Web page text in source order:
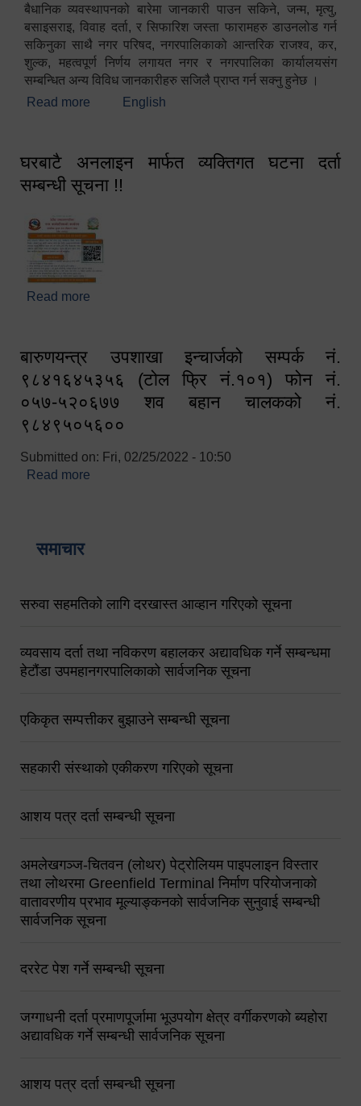
बैधानिक व्यवस्थापनको बारेमा जानकारी पाउन सकिने, जन्म, मृत्यु,
बसाइसराइ, विवाह दर्ता, र सिफारिश जस्ता फारामहरु डाउनलोड गर्न
सकिनुका साथै नगर परिषद, नगरपालिकाको आन्तरिक राजश्व, कर,
शुल्क, महत्वपूर्ण निर्णय लगायत नगर र नगरपालिका कार्यालयसंग
सम्बन्धित अन्य विविध जानकारीहरु सजिलै प्राप्त गर्न सक्नु हुनेछ ।
Read more about स्वागतम!!!
English
घरबाटै अनलाइन मार्फत व्यक्तिगत घटना दर्ता
सम्बन्धी सूचना !!
Read more
बारुणयन्त्र उपशाखा इन्चार्जको सम्पर्क नं.
९८४१६४५३५६ (टोल फ्रि नं.१०१) फोन नं.
०५७-५२०६७७ शव बहान चालकको नं.
९८४९५०५६००
Submitted on: Fri, 02/25/2022 - 10:50
Read more
समाचार
सरुवा सहमतिको लागि दरखास्त आव्हान गरिएको सूचना
व्यवसाय दर्ता तथा नविकरण बहालकर अद्यावधिक गर्ने सम्बन्धमा
हेटौंडा उपमहानगरपालिकाको सार्वजनिक सूचना
एकिकृत सम्पत्तीकर बुझाउने सम्बन्धी सूचना
सहकारी संस्थाको एकीकरण गरिएको सूचना
आशय पत्र दर्ता सम्बन्धी सूचना
अमलेखगञ्ज-चितवन (लोथर) पेट्रोलियम पाइपलाइन विस्तार
तथा लोथरमा Greenfield Terminal निर्माण परियोजनाको
वातावरणीय प्रभाव मूल्याङ्कनको सार्वजनिक सुनुवाई सम्बन्धी
सार्वजनिक सूचना
दररेट पेश गर्ने सम्बन्धी सूचना
जग्गाधनी दर्ता प्रमाणपूर्जामा भूउपयोग क्षेत्र वर्गीकरणको ब्यहोरा
अद्यावधिक गर्ने सम्बन्धी सार्वजनिक सूचना
आशय पत्र दर्ता सम्बन्धी सूचना